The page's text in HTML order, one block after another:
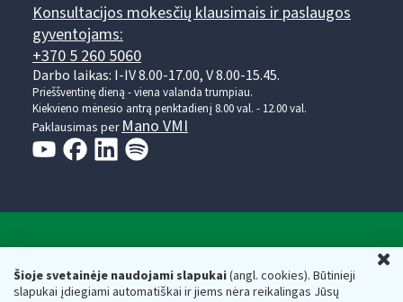
Šioje svetainėje naudojami slapukai(angl. cookies). Būtinieji
slapukai įdiegiami automatiškai ir jiems nėra reikalingas Jūsų
Konsultacijos mokesčių klausimais ir paslaugos
gyventojams:
+370 5 260 5060
Darbo laikas: I-IV 8.00-17.00, V 8.00-15.45.
Prieššventinę dieną - viena valanda trumpiau.
Kiekvieno mėnesio antrą penktadienį 8.00 val. - 12.00 val.
Paklausimas per Mano VMI
Respublikos finansų ministerijos